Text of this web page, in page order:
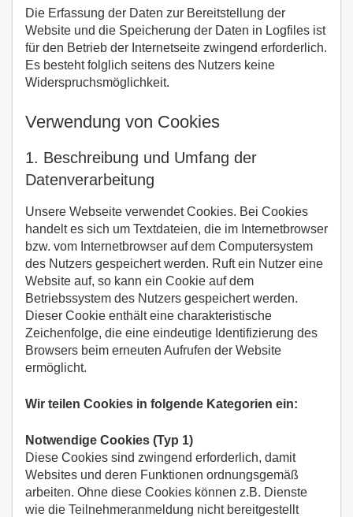
Die Erfassung der Daten zur Bereitstellung der
Website und die Speicherung der Daten in Logfiles ist
für den Betrieb der Internetseite zwingend erforderlich.
Es besteht folglich seitens des Nutzers keine
Widerspruchsmöglichkeit.
Verwendung von Cookies
1. Beschreibung und Umfang der
Datenverarbeitung
Unsere Webseite verwendet Cookies. Bei Cookies
handelt es sich um Textdateien, die im Internetbrowser
bzw. vom Internetbrowser auf dem Computersystem
des Nutzers gespeichert werden. Ruft ein Nutzer eine
Website auf, so kann ein Cookie auf dem
Betriebssystem des Nutzers gespeichert werden.
Dieser Cookie enthält eine charakteristische
Zeichenfolge, die eine eindeutige Identifizierung des
Browsers beim erneuten Aufrufen der Website
ermöglicht.
Wir teilen Cookies in folgende Kategorien ein:
Notwendige Cookies (Typ 1)
Diese Cookies sind zwingend erforderlich, damit
Websites und deren Funktionen ordnungsgemäß
arbeiten. Ohne diese Cookies können z.B. Dienste
wie die Teilnehmeranmeldung nicht bereitgestellt